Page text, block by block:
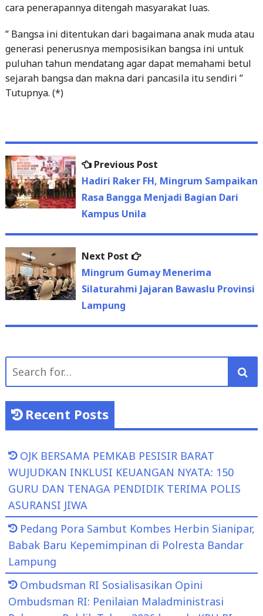
cara penerapannya ditengah masyarakat luas.
” Bangsa ini ditentukan dari bagaimana anak muda atau
generasi penerusnya memposisikan bangsa ini untuk
puluhan tahun mendatang agar dapat memahami betul
sejarah bangsa dan makna dari pancasila itu sendiri ”
Tutupnya. (*)
Post
navigation
Previous Post
post:
Hadiri Raker FH, Mingrum Sampaikan
Rasa Bangga Menjadi Bagian Dari
Kampus Unila
Next Post
Next
post:
Mingrum Gumay Menerima
Silaturahmi Jajaran Bawaslu Provinsi
Lampung
Recent Posts
OJK BERSAMA PEMKAB PESISIR BARAT
WUJUDKAN INKLUSI KEUANGAN NYATA: 150
GURU DAN TENAGA PENDIDIK TERIMA POLIS
ASURANSI JIWA
Pedang Pora Sambut Kombes Herbin Sianipar,
Babak Baru Kepemimpinan di Polresta Bandar
Lampung
Ombudsman RI Sosialisasikan Opini
Ombudsman RI: Penilaian Maladministrasi